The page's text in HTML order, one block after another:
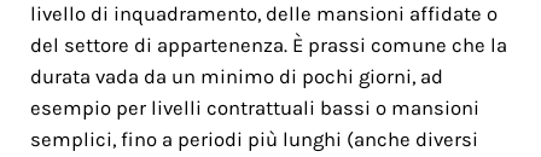
livello di inquadramento, delle mansioni affidate o
del settore di appartenenza. È prassi comune che la
durata vada da un minimo di pochi giorni, ad
esempio per livelli contrattuali bassi o mansioni
semplici, fino a periodi più lunghi (anche diversi